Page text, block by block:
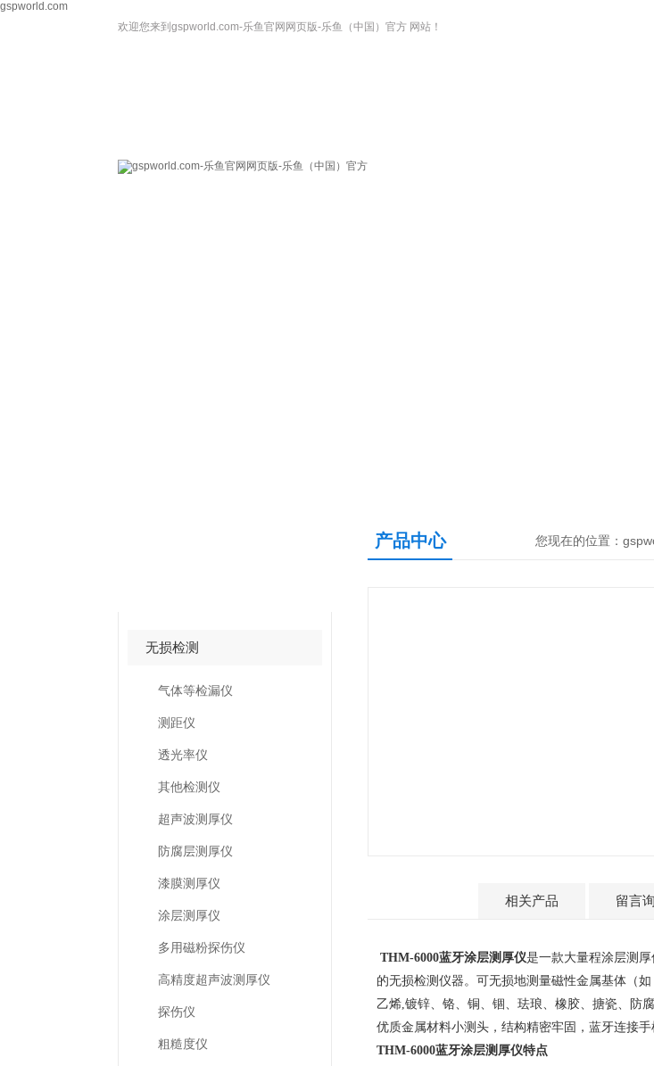
gspworld.com
欢迎您来到gspworld.com-乐鱼官网网页版-乐鱼（中国）官方 网站！
gspworld.com-乐
无损检测
气体等检漏仪
测距仪
透光率仪
其他检测仪
超声波测厚仪
防腐层测厚仪
漆膜测厚仪
涂层测厚仪
多用磁粉探伤仪
高精度超声波测厚仪
探伤仪
粗糙度仪
产品中心 您现在的位置：
相关产品 留言
THM-6000蓝牙涂层测厚仪是一款大量程涂层测厚
的无损检测仪器。可无损地测量磁性金属基体（
乙烯,镀锌、铬、铜、锢、珐琅、橡胶、搪瓷、防
优质金属材料小测头，结构精密牢固，蓝牙连接手
THM-6000蓝牙涂层测厚仪特点